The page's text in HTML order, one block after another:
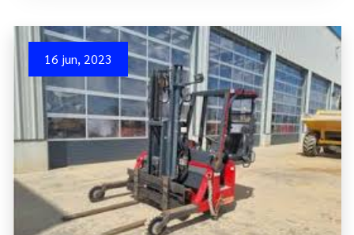
16 jun, 2023